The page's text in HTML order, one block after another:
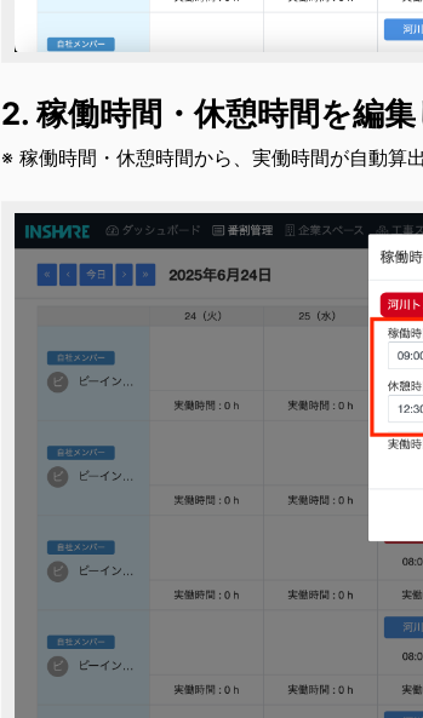
2. 稼働時間・休憩時間を編
※ 稼働時間・休憩時間から、実働時間が自動算出